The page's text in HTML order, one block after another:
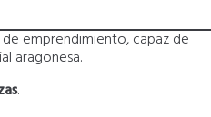
emprendimiento, capaz de
aragonesa.
.